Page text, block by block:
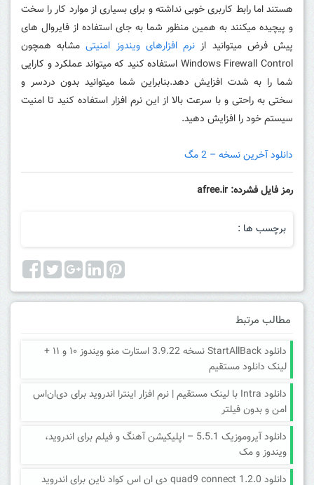
هستند اما رابط کاربری خوبی نداشته و برای بسیاری از موارد کار را سخت
و پیچیده میکنند به همین منظور شما به جای استفاده از فایروال های
پیش فرض میتوانید از نرم افزارهای ویندوز امنیتیمشابه همچون
Windows Firewall Control استفاده کنید که میتواند عملکرد و کارایی
شما را به شدت افزایش دهد.بنابراین شما میتوانید بدون دردسر و
سختی به راحتی و با سرعت بالا از این نرم افزار استفاده کنید تا امنیت
سیستم خود را افزایش دهید.
دانلود آخرین نسخه – 2 مگ
رمز فایل فشرده: afree.ir
برچسب ها :
مطالب مرتبط
دانلود StartAllBack نسخه 3.9.22 استارت منو ویندوز ۱۰ و ۱۱ +
لینک دانلود مستقیم
دانلود Intra با لینک مستقیم | نرم افزار اینترا اندروید برای دی‌ان‌اس
امن و بدون فیلتر
دانلود آیروموزیک 5.5.1 – اپلیکیشن آهنگ و فیلم برای اندروید،
ویندوز و مک
دانلود quad9 connect 1.2.0 دی ان اس کواد ناین برای اندروید